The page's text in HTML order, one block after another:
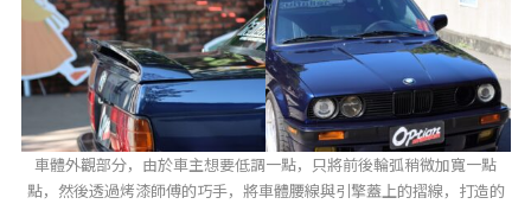
車體外觀部分，由於車主想要低調一點，只將前後輪弧稍微加寬一點
點，然後透過烤漆師傅的巧手，將車體腰線與引擎蓋上的摺線，打造的